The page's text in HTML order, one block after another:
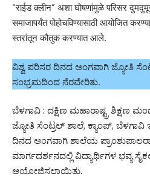
“राईड क्लीन” अशा घोषणांमुळे परिसर
समाजापर्यंत पोहोचविण्यासाठी आयोजित
स्तरांतून कौतुक करण्यात आले.
ವಿಶ್ವ ಪರಿಸರ ದಿನದ ಅಂಗವಾಗಿ ಜ್ಯೋತಿ
ಸಂಭ್ರಮದಿಂದ ನೆರವೇರಿತು.
ಬೆಳಗಾವಿ : ದಕ್ಷಿಣ ಮಹಾರಾಷ್ಟ್ರ ಶಿಕ್ಷಣ
ಜ್ಯೋತಿ ಸೆಂಟ್ರಲ್ ಶಾಲೆ, ಕ್ಯಾಂಪ್,
ದಿನದ ಅಂಗವಾಗಿ ಶಾಲೆಯ
ಮಾರ್ಗದರ್ಶನದಲ್ಲಿ ವಿದ್ಯಾರ್ಥಿಗಳ ಭವ್ಯ
ಆಯೋಜಿಸಲಾಯಿತು.